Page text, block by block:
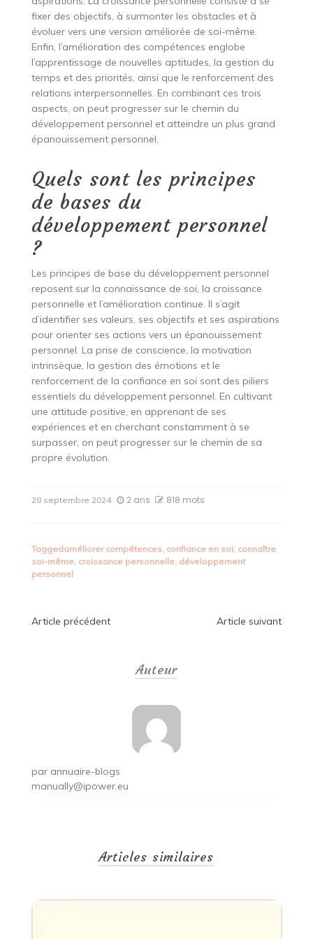
fixer des objectifs, à surmonter les obstacles et à
évoluer vers une version améliorée de soi-même.
Enfin, l’amélioration des compétences englobe
l’apprentissage de nouvelles aptitudes, la gestion du
temps et des priorités, ainsi que le renforcement des
relations interpersonnelles. En combinant ces trois
aspects, on peut progresser sur le chemin du
développement personnel et atteindre un plus grand
épanouissement personnel.
Quels sont les principes
de bases du
développement personnel
?
Les principes de base du développement personnel
reposent sur la connaissance de soi, la croissance
personnelle et l’amélioration continue. Il s’agit
d’identifier ses valeurs, ses objectifs et ses aspirations
pour orienter ses actions vers un épanouissement
personnel. La prise de conscience, la motivation
intrinsèque, la gestion des émotions et le
renforcement de la confiance en soi sont des piliers
essentiels du développement personnel. En cultivant
une attitude positive, en apprenant de ses
expériences et en cherchant constamment à se
surpasser, on peut progresser sur le chemin de sa
propre évolution.
28 septembre 2024 2 ans 818 mots
Taggedaméliorer compétences, confiance en soi, connaître
soi-même, croissance personnelle, développement
personnel
Navigation
Article précédent Article suivant
Auteur
par annuaire-blogs
manually@ipower.eu
Articles similaires